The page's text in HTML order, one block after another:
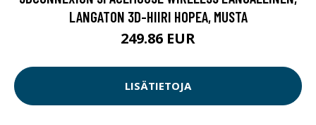
LANGATON 3D-HIIRI HOPEA, MUSTA
249.86 EUR
LISÄTIETOJA